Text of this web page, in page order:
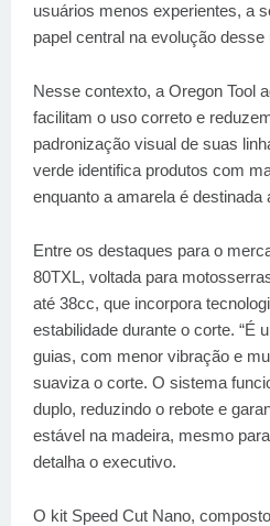
usuários menos experientes, a
papel central na evolução desse
Nesse contexto, a Oregon Tool
facilitam o uso correto e
padronização visual de suas
verde identifica produtos com
enquanto a amarela é destinada
Entre os destaques para o
80TXL, voltada para
até 38cc, que incorpora
estabilidade durante o corte. “É
guias, com menor vibração e
suaviza o corte. O sistema
duplo, reduzindo o rebote e
estável na madeira, mesmo
detalha o executivo.
O kit Speed Cut Nano,